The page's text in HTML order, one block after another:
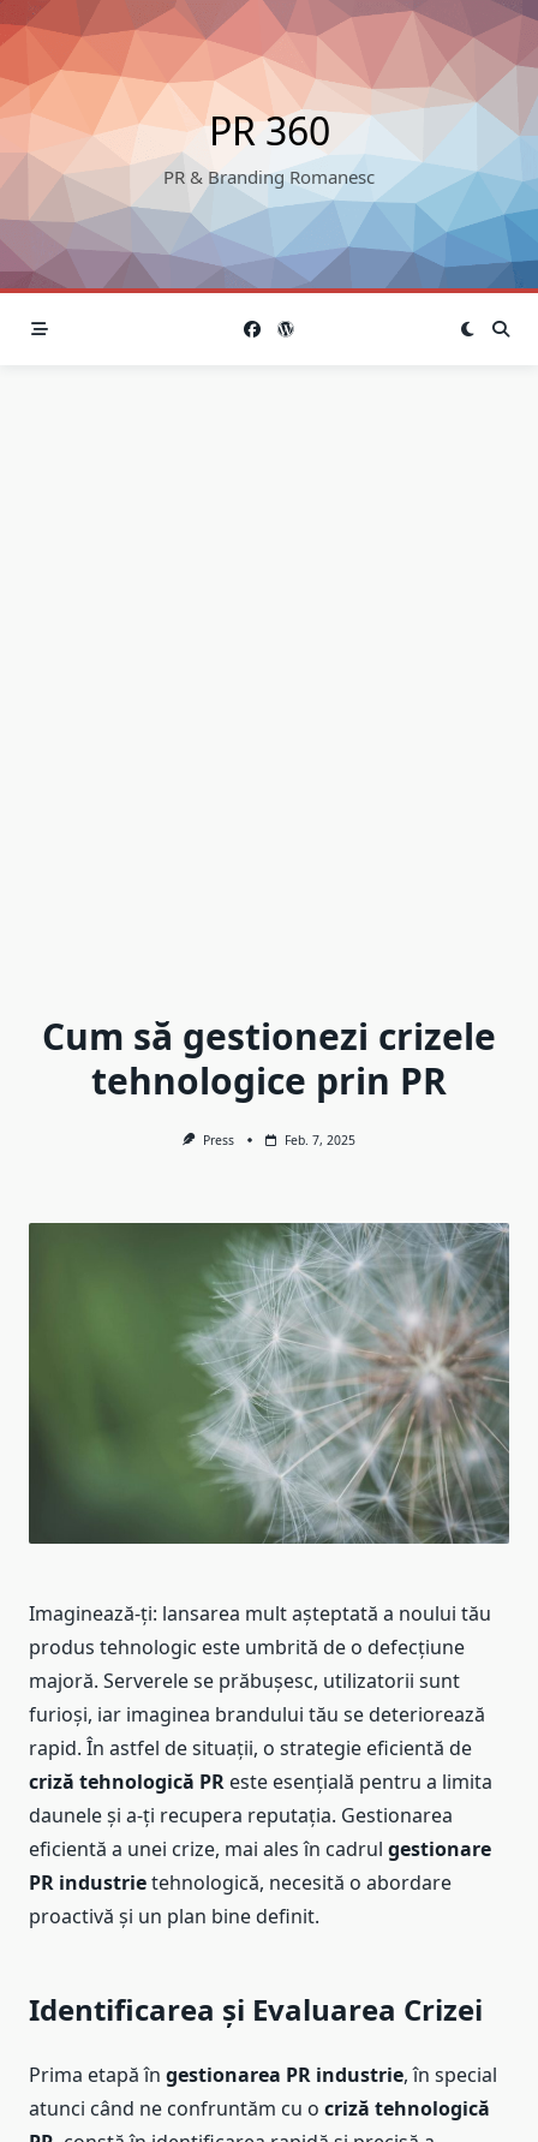
Skip
to
content
PR 360
PR & Branding Romanesc
Cum să gestionezi crizele
tehnologice prin PR
Press Feb. 7, 2025
Imaginează-ți: lansarea mult așteptată a noului tău
produs tehnologic este umbrită de o defecțiune
majoră. Serverele se prăbușesc, utilizatorii sunt
furioși, iar imaginea brandului tău se deteriorează
rapid. În astfel de situații, o strategie eficientă de
criză tehnologică PR este esențială pentru a limita
daunele și a-ți recupera reputația. Gestionarea
eficientă a unei crize, mai ales în cadrul gestionare
PR industrietehnologică, necesită o abordare
proactivă și un plan bine definit.
Identificarea și Evaluarea Crizei
Prima etapă în gestionarea PR industrie, în special
atunci când ne confruntăm cu o criză tehnologică